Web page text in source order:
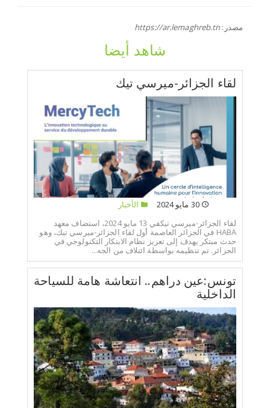
مصدر: https://ar.lemaghreb.tn
شاهد أيضا
لقاء الجزائر-ميرسي تيك
30 مايو 2024
الأخبار
لقاء الجزائر-ميرسي تيكفي 13 مايو 2024، استضاف معهد
HABA في الجزائر العاصمة أول لقاء الجزائر-ميرسي تيك، وهو
حدث مبتكر يهدف إلى تعزيز نظام الابتكار التكنولوجي في
الجزائر. تم تنظيمه بواسطة ائتلاف من الجه...
تونس:عين دراهم.. انتعاشة هامة للسياحة
الداخلية